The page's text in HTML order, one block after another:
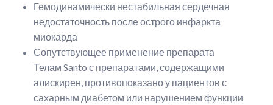
Гемодинамически нестабильная сердечная
недостаточность после острого инфаркта
миокарда
Сопутствующее применение препарата
Телам Santo с препаратами, содержащими
алискирен, противопоказано у пациентов с
сахарным диабетом или нарушением функции